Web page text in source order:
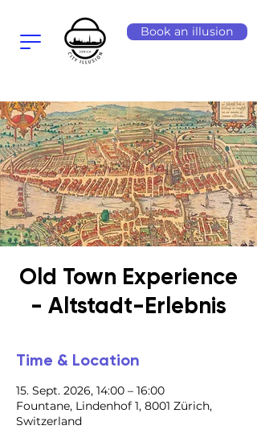
Book an illusion
Old Town Experience
- Altstadt-Erlebnis
Time & Location
15. Sept. 2026, 14:00 – 16:00
Fountane, Lindenhof 1, 8001 Zürich,
Switzerland